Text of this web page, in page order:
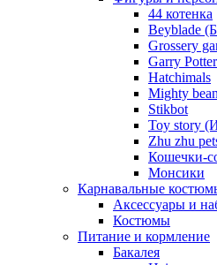
44 котенка
Beyblade
Grossery
Garry
Hatchimals
Mighty
Stikbot
Toy story
Zhu zhu
Кошечки-
Монсики
Карнавальные
Аксессуары и
Костюмы
Питание и кормление
Бакалея